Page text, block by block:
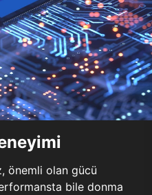
önemli olan gücü
bile donma